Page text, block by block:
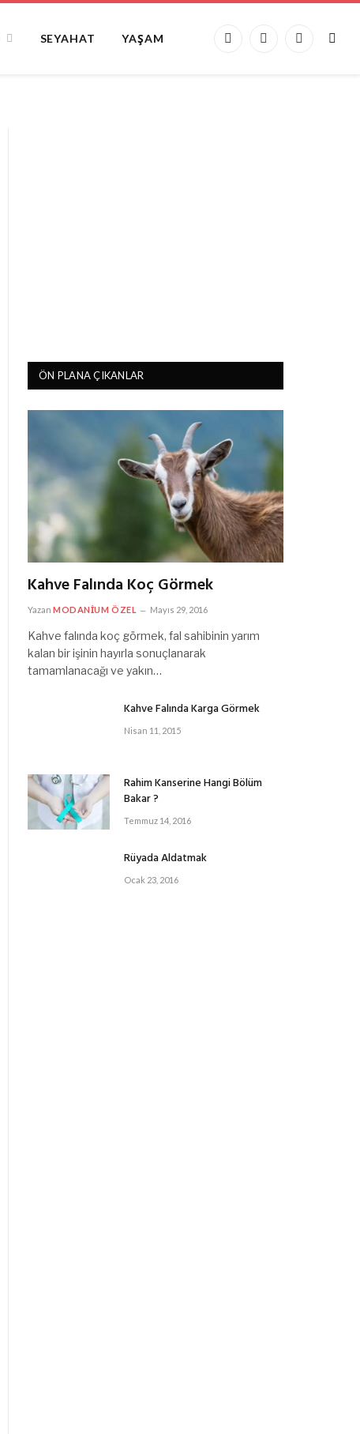
SEYAHAT YAŞAM
Facebook
X
Instagram
ÖN PLANA ÇIKANLAR
Kahve Falında Koç Görmek
Yazan MODANIUM ÖZEL Mayıs 29, 2016
Kahve falında koç görmek, fal sahibinin yarım
kalan bir işinin hayırla sonuçlanarak
tamamlanacağı ve yakın…
Kahve Falında Karga Görmek
Nisan 11, 2015
Rahim Kanserine Hangi Bölüm
Bakar ?
Temmuz 14, 2016
Rüyada Aldatmak
Ocak 23, 2016